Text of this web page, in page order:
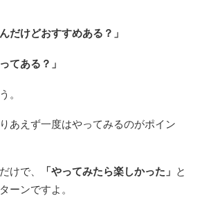
だけどおすすめある？」
てある？」
。
あえず一度はやってみるのがポイン
けで、 「やってみたら楽しかった」 と
ーンですよ。